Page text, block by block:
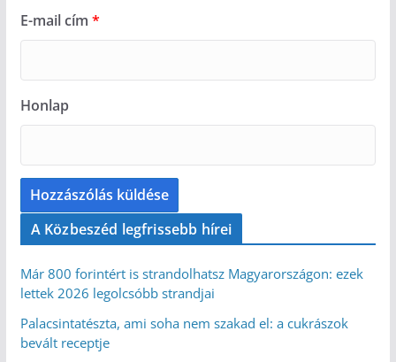
E-mail cím *
Honlap
A Közbeszéd legfrissebb hírei
Már 800 forintért is strandolhatsz Magyarországon: ezek
lettek 2026 legolcsóbb strandjai
Palacsintatészta, ami soha nem szakad el: a cukrászok
bevált receptje